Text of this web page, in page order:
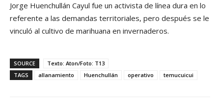
Jorge Huenchullán Cayul fue un activista de línea dura en lo
referente a las demandas territoriales, pero después se le
vinculó al cultivo de marihuana en invernaderos.
SOURCE
Texto: Aton/Foto: T13
TAGS
allanamiento Huenchullán operativo temucuicui